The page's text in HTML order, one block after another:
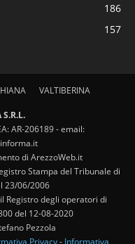
186
157
VALTIBERINA
AR-206189 - email:
di ArezzoWeb.it
Stampa del Tribunale di
23/06/2006
Registro degli operatori di
del 12-08-2020
Pezzola
Privacy- Informativa